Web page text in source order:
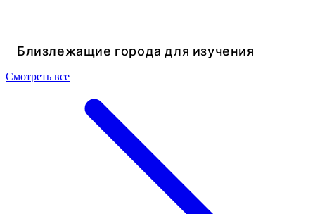
Близлежащие города для изучения
Смотреть все